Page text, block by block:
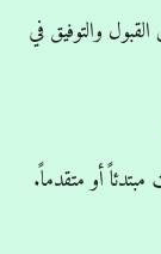
والتوفيق في
أو متقدماً.